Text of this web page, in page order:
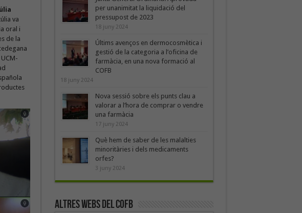
va
oral i
de la
per unanimitat la liquidació del
pressupost de 2023
18 juny 2024
Últims avenços en dermocosmètica i
gestió de la categoria a l’oficina de
farmàcia, en una nova formació al
COFB
18 juny 2024
Nova sessió sobre els punts clau a
valorar a l’hora de comprar o vendre
una farmàcia
17 juny 2024
Què hem de saber de les malalties
minoritàries i dels medicaments
orfes?
3 juny 2024
Altres webs del COFB